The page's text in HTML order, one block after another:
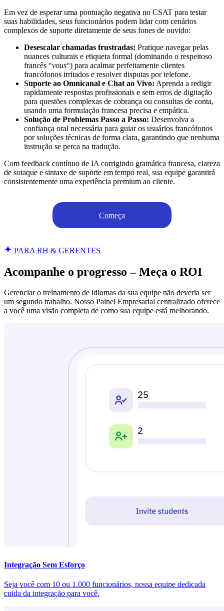
Em vez de esperar uma pontuação negativa no CSAT para testar
suas habilidades, seus funcionários podem lidar com cenários
complexos de suporte diretamente de seus fones de ouvido:
Desescalar chamadas frustradas: Pratique navegar pelas
nuances culturais e etiqueta formal (dominando o respeitoso
francês “vous“) para acalmar perfeitamente clientes
francófonos irritados e resolver disputas por telefone.
Suporte ao Omnicanal e Chat ao Vivo: Aprenda a redigir
rapidamente respostas profissionais e sem erros de digitação
para questões complexas de cobrança ou consultas de conta,
usando uma formulação francesa precisa e empática.
Solução de Problemas Passo a Passo: Desenvolva a
confiança oral necessária para guiar os usuários francófonos
por soluções técnicas de forma clara, garantindo que nenhuma
instrução se perca na tradução.
Com feedback contínuo de IA corrigindo gramática francesa, clareza
de sotaque e sintaxe de suporte em tempo real, sua equipe garantirá
consistentemente uma experiência premium ao cliente.
Começa
PARA RH & GERENTES
Acompanhe o progresso – Meça o ROI
Gerenciar o treinamento de idiomas da sua equipe não deveria ser
um segundo trabalho. Nosso Painel Empresarial centralizado oferece
a você uma visão completa de como sua equipe está melhorando.
Integração Sem Esforço
Seja você com 10 ou 1.000 funcionários, nossa equipe dedicada
cuida da integração para você.